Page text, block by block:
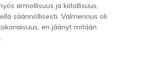
armollisuus ja kiitollisuus,
säännöllisesti. Valmennus oli
en jäänyt mitään